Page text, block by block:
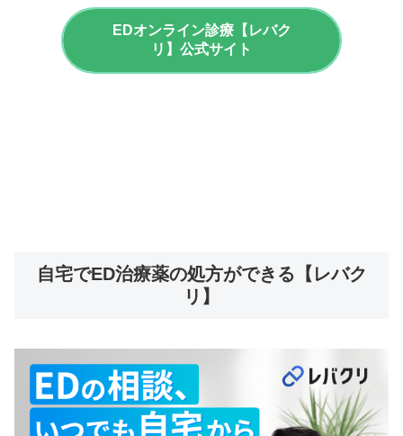
EDオンライン診療【レバク
リ】公式サイト
自宅でED治療薬の処方ができる【レバク
リ】